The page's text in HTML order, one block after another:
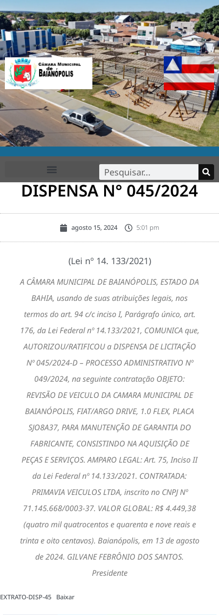
DISPENSA N° 045/2024
agosto 15, 2024 5:01 pm
(Lei nº 14. 133/2021)
A CÂMARA MUNICIPAL DE BAIANÓPOLIS, ESTADO DA
BAHIA, usando de suas atribuições legais, nos
termos do art. 94 c/c inciso I, Parágrafo único, art.
176, da Lei Federal nº 14.133/2021, COMUNICA que,
AUTORIZOU/RATIFICOU a DISPENSA DE LICITAÇÃO
Nº 045/2024-D – PROCESSO ADMINISTRATIVO Nº
049/2024, na seguinte contratação OBJETO:
REVISÃO DE VEICULO DA CAMARA MUNICIPAL DE
BAIANÓPOLIS, FIAT/ARGO DRIVE, 1.0 FLEX, PLACA
SJO8A37, PARA MANUTENÇÃO DE GARANTIA DO
FABRICANTE, CONSISTINDO NA AQUISIÇÃO DE
PEÇAS E SERVIÇOS. AMPARO LEGAL: Art. 75, Inciso II
da Lei Federal nº 14.133/2021. CONTRATADA:
PRIMAVIA VEICULOS LTDA, inscrito no CNPJ Nº
71.145.668/0003-37. VALOR GLOBAL: R$ 4.449,38
(quatro mil quatrocentos e quarenta e nove reais e
trinta e oito centavos). Baianópolis, em 13 de agosto
de 2024. GILVANE FEBRÔNIO DOS SANTOS.
Presidente
EXTRATO-DISP-45 Baixar